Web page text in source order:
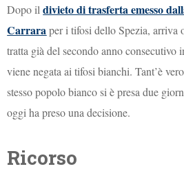
Dopo ildivieto di trasferta emesso
Carraraper i tifosi dello Spezia, arriva
tratta già del secondo anno consecutivo
viene negata ai tifosi bianchi. Tant’è
stesso popolo bianco si è presa due
oggi ha preso una decisione.
Ricorso